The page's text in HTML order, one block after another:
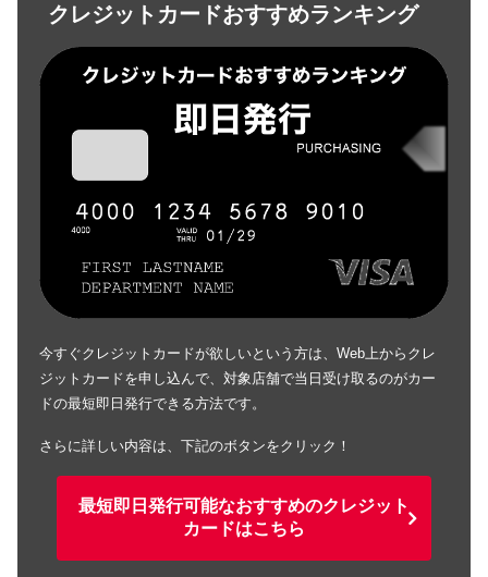
クレジットカードおすすめランキング
今すぐクレジットカードが欲しいという方は、Web上からクレ
ジットカードを申し込んで、対象店舗で当日受け取るのがカー
ドの最短即日発行できる方法です。
さらに詳しい内容は、下記のボタンをクリック！
最短即日発行可能なおすすめのクレジット
カードはこちら